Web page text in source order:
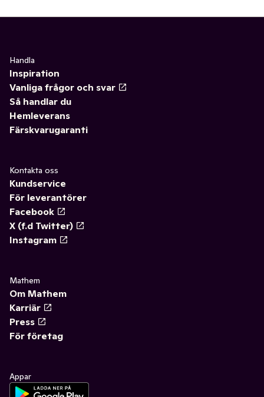
Handla
Inspiration
Vanliga frågor och svar
Så handlar du
Hemleverans
Färskvarugaranti
Kontakta oss
Kundservice
För leverantörer
Facebook
X (f.d Twitter)
Instagram
Mathem
Om Mathem
Karriär
Press
För företag
Appar